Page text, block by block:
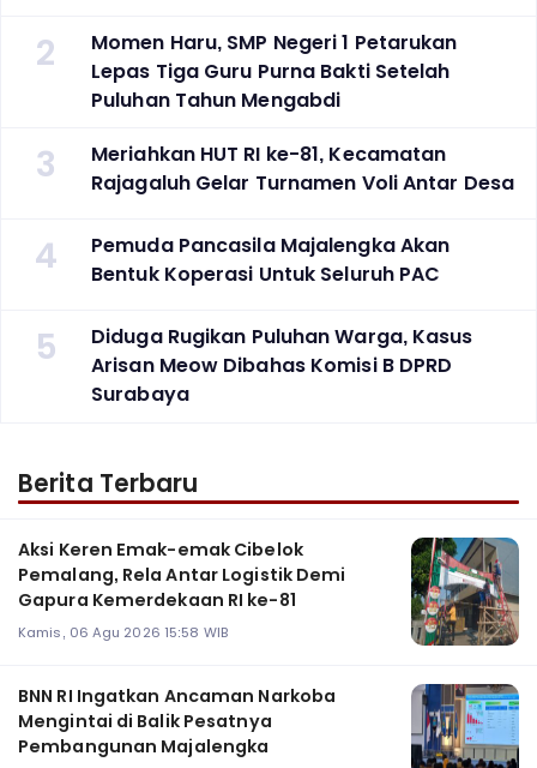
2
Momen Haru, SMP Negeri 1 Petarukan
Lepas Tiga Guru Purna Bakti Setelah
Puluhan Tahun Mengabdi
3
Meriahkan HUT RI ke-81, Kecamatan
Rajagaluh Gelar Turnamen Voli Antar Desa
4
Pemuda Pancasila Majalengka Akan
Bentuk Koperasi Untuk Seluruh PAC
5
Diduga Rugikan Puluhan Warga, Kasus
Arisan Meow Dibahas Komisi B DPRD
Surabaya ‎
Berita Terbaru
Aksi Keren Emak-emak Cibelok
Pemalang, Rela Antar Logistik Demi
Gapura Kemerdekaan RI ke-81
Kamis, 06 Agu 2026 15:58 WIB
BNN RI Ingatkan Ancaman Narkoba
Mengintai di Balik Pesatnya
Pembangunan Majalengka